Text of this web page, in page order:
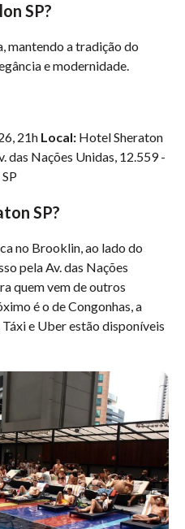
SP?
mantendo a tradição do
e modernidade.
21h Local: Hotel Sheraton
das Nações Unidas, 12.559 -
SP?
no Brooklin, ao lado do
pela Av. das Nações
quem vem de outros
é o de Congonhas, a
e Uber estão disponíveis